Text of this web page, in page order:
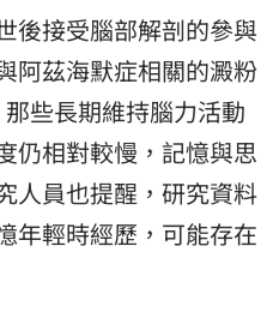
後接受腦部解剖的參與
阿茲海默症相關的澱粉
些長期維持腦力活動
仍相對較慢，記憶與思
人員也提醒，研究資料
年輕時經歷，可能存在